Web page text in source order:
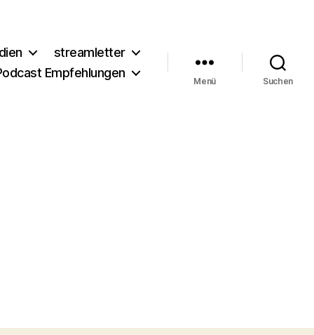
streamletter
Empfehlungen
Menü Suchen